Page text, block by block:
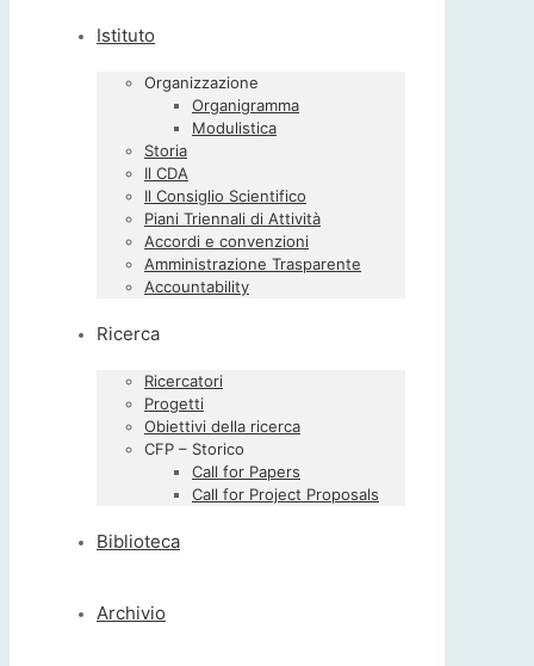
Istituto
Organizzazione
Organigramma
Modulistica
Storia
Il CDA
Il Consiglio Scientifico
Piani Triennali di Attività
Accordi e convenzioni
Amministrazione Trasparente
Accountability
Ricerca
Ricercatori
Progetti
Obiettivi della ricerca
CFP – Storico
Call for Papers
Call for Project Proposals
Biblioteca
Archivio